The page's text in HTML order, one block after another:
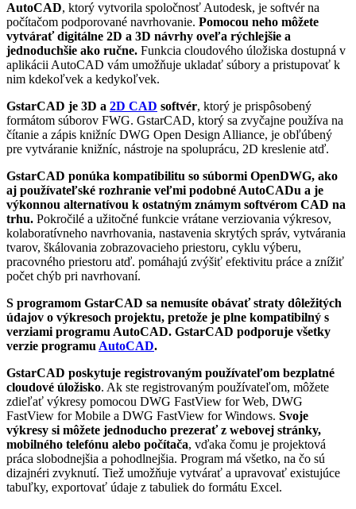
AutoCAD, ktorý vytvorila spoločnosť Autodesk, je softvér na
počítačom podporované navrhovanie. Pomocou neho môžete
vytvárať digitálne 2D a 3D návrhy oveľa rýchlejšie a
jednoduchšie ako ručne. Funkcia cloudového úložiska dostupná v
aplikácii AutoCAD vám umožňuje ukladať súbory a pristupovať k
nim kdekoľvek a kedykoľvek.
GstarCAD je 3D a 2D CAD softvér, ktorý je prispôsobený
formátom súborov FWG. GstarCAD, ktorý sa zvyčajne používa na
čítanie a zápis knižníc DWG Open Design Alliance, je obľúbený
pre vytváranie knižníc, nástroje na spoluprácu, 2D kreslenie atď.
GstarCAD ponúka kompatibilitu so súbormi OpenDWG, ako
aj používateľské rozhranie veľmi podobné AutoCADu a je
výkonnou alternatívou k ostatným známym softvérom CAD na
trhu. Pokročilé a užitočné funkcie vrátane verziovania výkresov,
kolaboratívneho navrhovania, nastavenia skrytých správ, vytvárania
tvarov, škálovania zobrazovacieho priestoru, cyklu výberu,
pracovného priestoru atď. pomáhajú zvýšiť efektivitu práce a znížiť
počet chýb pri navrhovaní.
S programom GstarCAD sa nemusíte obávať straty dôležitých
údajov o výkresoch projektu, pretože je plne kompatibilný s
verziami programu AutoCAD. GstarCAD podporuje všetky
verzie programu AutoCAD.
GstarCAD poskytuje registrovaným používateľom bezplatné
cloudové úložisko. Ak ste registrovaným používateľom, môžete
zdieľať výkresy pomocou DWG FastView for Web, DWG
FastView for Mobile a DWG FastView for Windows. Svoje
výkresy si môžete jednoducho prezerať z webovej stránky,
mobilného telefónu alebo počítača, vďaka čomu je projektová
práca slobodnejšia a pohodlnejšia. Program má všetko, na čo sú
dizajnéri zvyknutí. Tiež umožňuje vytvárať a upravovať existujúce
tabuľky, exportovať údaje z tabuliek do formátu Excel.